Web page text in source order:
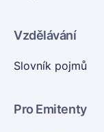
Vzdělávání
Slovník pojmů
Pro Emitenty